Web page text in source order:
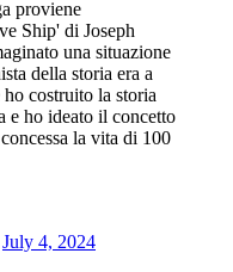
proviene
Ship' di Joseph
una situazione
della storia era a
costruito la storia
e ho ideato il concetto
la vita di 100
July 4, 2024